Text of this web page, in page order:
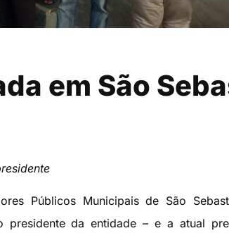
em São
Públicos Municipais de São
presidente da entidade – e a atual